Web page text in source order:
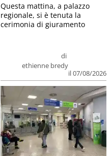
di
ethienne bredy
il 07/08/2026
Questa mattina, a palazzo
regionale, si è tenuta la
cerimonia di giuramento